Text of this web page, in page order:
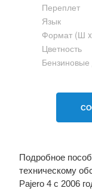
Переплет
Язык
Формат (Ш
Цветность
Бензиновые
Подробное
техническому
Pajero 4 c 2006